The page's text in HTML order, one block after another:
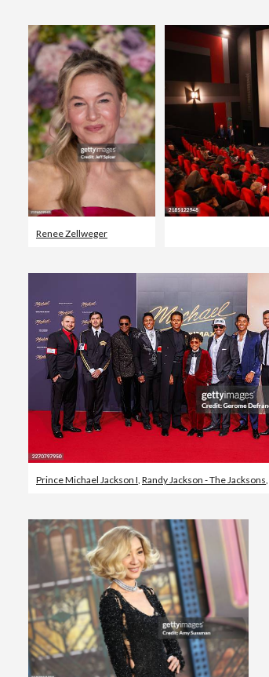
Renee Zellweger
Prince Michael Jackson I, Randy Jackson - The Jacksons,